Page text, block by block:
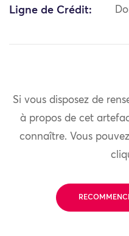
Ligne de Crédit:
Si vous disposez de
à propos de cet
connaître. Vous